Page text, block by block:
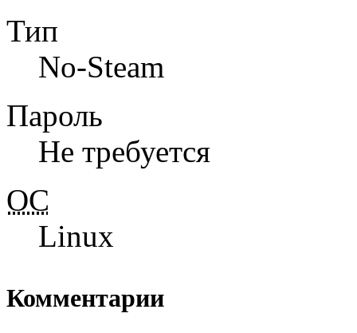
Тип
No-Steam
Пароль
Не требуется
ОС
Linux
Комментарии